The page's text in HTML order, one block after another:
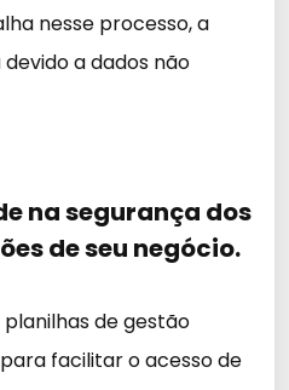
nesse processo, a
a dados não
na segurança dos
de seu negócio.
de gestão
facilitar o acesso de